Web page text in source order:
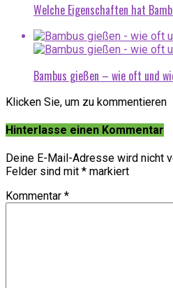
Welche Eigenschaften hat
Bambus gießen – wie oft und
Klicken Sie, um zu kommentieren
Hinterlasse einen Kommentar
Deine E-Mail-Adresse wird nicht
Felder sind mit * markiert
Kommentar *